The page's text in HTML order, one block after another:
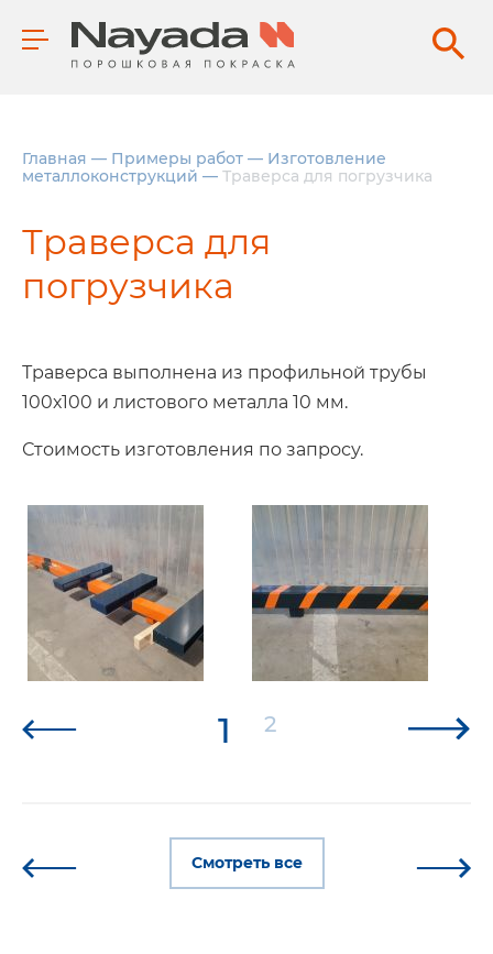
Главная — Примеры работ — Изготовление
металлоконструкций — Траверса для погрузчика
Траверса для
погрузчика
Траверса выполнена из профильной трубы
100х100 и листового металла 10 мм.
Стоимость изготовления по запросу.
1 2
Смотреть все